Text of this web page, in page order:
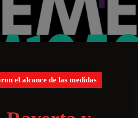
el alcance de las medidas